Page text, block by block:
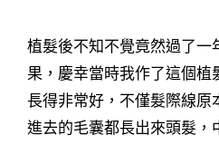
植髮後不知不覺竟然過了一
果，慶幸當時我作了這個植
長得非常好，不僅髮際線原
進去的毛囊都長出來頭髮，